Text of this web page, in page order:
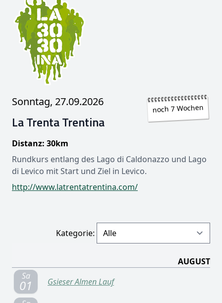
noch 7 Wochen
Sonntag, 27.09.2026
La Trenta Trentina
Distanz: 30km
Rundkurs entlang des Lago di Caldonazzo und Lago
di Levico mit Start und Ziel in Levico.
http://www.latrentatrentina.com/
Kategorie:
AUGUST
Sa
01
Gsieser Almen Lauf